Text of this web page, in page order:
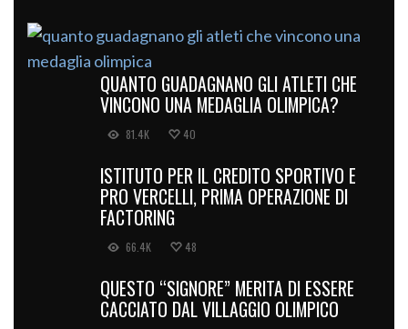
QUANTO GUADAGNANO GLI ATLETI CHE
VINCONO UNA MEDAGLIA OLIMPICA?
81.4K 40
ISTITUTO PER IL CREDITO SPORTIVO E
PRO VERCELLI, PRIMA OPERAZIONE DI
FACTORING
66.4K 48
QUESTO “SIGNORE” MERITA DI ESSERE
CACCIATO DAL VILLAGGIO OLIMPICO